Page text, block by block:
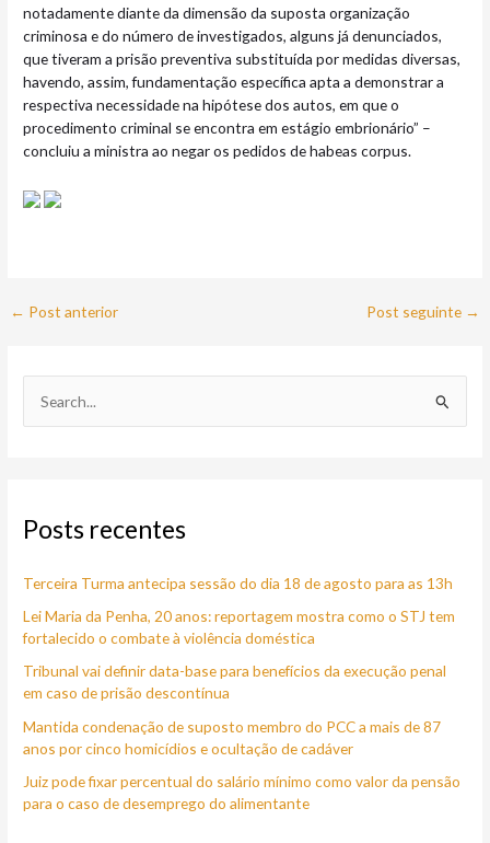
notadamente diante da dimensão da suposta organização
criminosa e do número de investigados, alguns já denunciados,
que tiveram a prisão preventiva substituída por medidas diversas,
havendo, assim, fundamentação específica apta a demonstrar a
respectiva necessidade na hipótese dos autos, em que o
procedimento criminal se encontra em estágio embrionário” –
concluiu a ministra ao negar os pedidos de habeas corpus.
← Post anterior Post seguinte →
u
s
a
r
p
o
r
:
Posts recentes
Terceira Turma antecipa sessão do dia 18 de agosto para as 13h
Lei Maria da Penha, 20 anos: reportagem mostra como o STJ tem
fortalecido o combate à violência doméstica
Tribunal vai definir data-base para benefícios da execução penal
em caso de prisão descontínua
Mantida condenação de suposto membro do PCC a mais de 87
anos por cinco homicídios e ocultação de cadáver
Juiz pode fixar percentual do salário mínimo como valor da pensão
para o caso de desemprego do alimentante